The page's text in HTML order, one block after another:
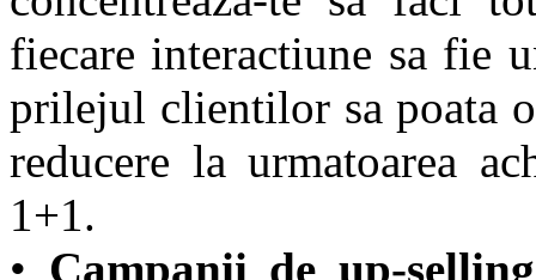
fiecare interactiune sa fie
prilejul clientilor sa poata
reducere la urmatoarea
1+1.
• Campanii de up-